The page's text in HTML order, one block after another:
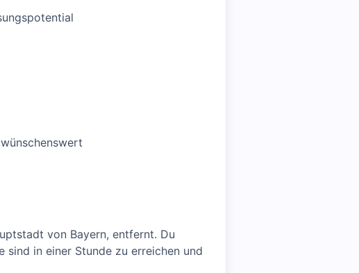
von Bayern, entfernt. Du
in einer Stunde zu erreichen und